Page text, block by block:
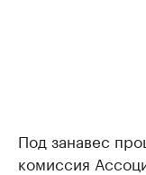
Под занавес
комиссия